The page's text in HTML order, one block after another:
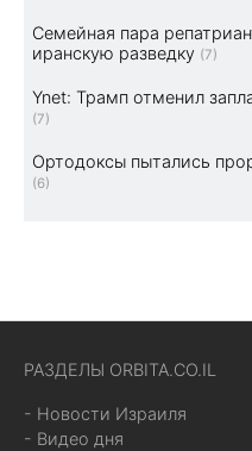
Семейная пара
иранскую разведку (7)
Ynet: Трамп отменил
(7)
Ортодоксы пытались
(6)
РАЗДЕЛЫ ORBITA.CO.IL
- Новости Израиля
- Видео дня